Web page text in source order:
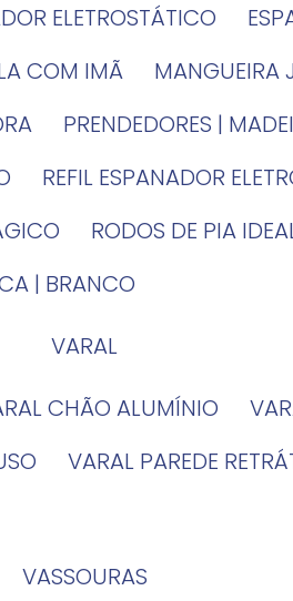
ELETROSTÁTICO
COM IMÃ
PRENDEDORES |
REFIL ESPANADOR
RODOS DE PIA
| BRANCO
VARAL
CHÃO ALUMÍNIO
VARAL PAREDE
VASSOURAS